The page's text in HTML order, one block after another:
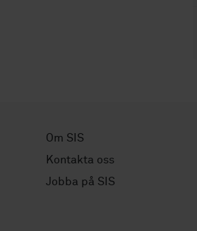
Om SIS
Kontakta oss
Jobba på SIS